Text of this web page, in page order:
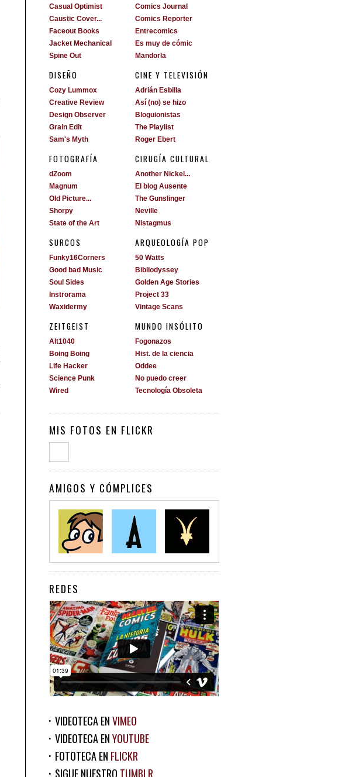
Casual Optimist
Caustic Cover...
Faceout Books
Jacket Mechanical
Spine Out
DISEÑO
Cozy Lummox
Creative Review
Design Observer
Grain Edit
Sam's Myth
FOTOGRAFÍA
dZoom
Magnum
Old Picture...
Shorpy
State of the Art
SURCOS
Funky16Corners
Good bad Music
Soul Sides
Instrorama
Waxidermy
ZEITGEIST
Alt1040
Boing Boing
Life Hacker
Science Punk
Wired
Comics Journal
Comics Reporter
Entrecomics
Es muy de cómic
Mandorla
CINE Y TELEVISIÓN
Adrián Esbilla
Así (no) se hizo
Bloguionistas
The Playlist
Roger Ebert
CIRUGÍA CULTURAL
Another Nickel...
El blog Ausente
The Gunslinger
Neville
Nistagmus
ARQUEOLOGÍA POP
50 Watts
Bibliodyssey
Golden Age Stories
Project 33
Vintage Scans
MUNDO INSÓLITO
Fogonazos
Hist. de la ciencia
Oddee
No puedo creer
Tecnología Obsoleta
MIS FOTOS EN FLICKR
AMIGOS Y CÓMPLICES
REDES
VIDEOTECA ENVIMEO
VIDEOTECA ENYOUTUBE
FOTOTECA EN FLICKR
SIGUE NUESTRO TUMBLR